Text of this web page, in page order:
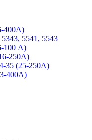
400А)
5541, 5543
100 А)
250А)
35 (25-250А)
400А)